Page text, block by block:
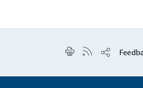
Seite drucken
RSS-Feed